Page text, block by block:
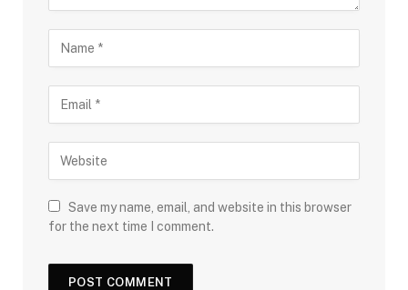
Save my name, email, and website in this browser
for the next time I comment.